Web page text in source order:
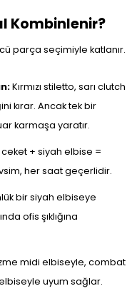
Kombinlenir?
parça seçimiyle katlanır.
Kırmızı stiletto, sarı clutch
kırar. Ancak tek bir
karmaşa yaratır.
+ siyah elbise =
her saat geçerlidir.
bir siyah elbiseye
ofis şıklığına
midi elbiseyle, combat
uyum sağlar.